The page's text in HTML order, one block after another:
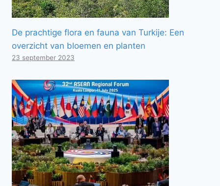
De prachtige flora en fauna van Turkije: Een
overzicht van bloemen en planten
23 september 2023